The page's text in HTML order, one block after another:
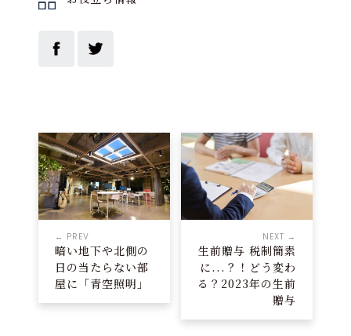
← PREV
暗い地下や北側の
日の当たらない部
屋に「青空照明」
NEXT →
生前贈与 税制簡素
に...？！どう変わ
る？2023年の生前
贈与